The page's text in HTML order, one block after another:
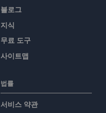
블로그
지식
무료 도구
사이트맵
법률
서비스 약관